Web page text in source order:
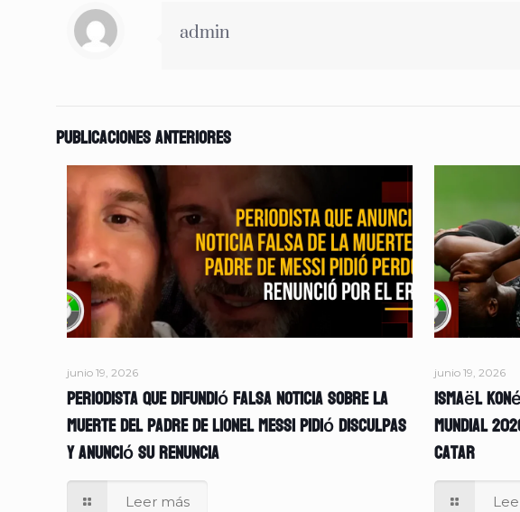
admin
Publicaciones anteriores
junio 19, 2026
Periodista que difundió falsa noticia sobre la
muerte del padre de Lionel Messi pidió disculpas
y anunció su renuncia
Leer más
junio 19, 2026
Ismaël
Mundial
Catar